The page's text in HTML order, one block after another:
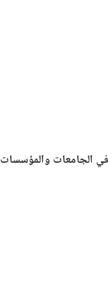
في الجامعات والمؤسسات